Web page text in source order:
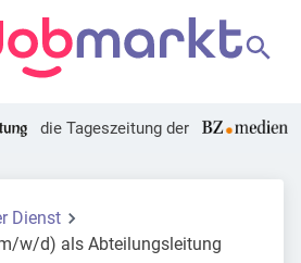
die Tageszeitung der
Dienst
w/d) als Abteilungsleitung